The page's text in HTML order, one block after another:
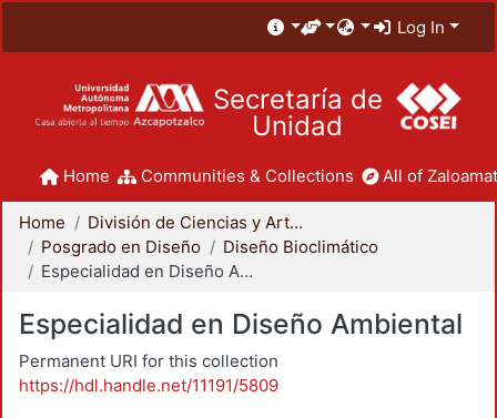
Log In
Secretaría de
Unidad
Home Communities & Collections All of
Home
División de Ciencias y Artes para el Diseño
Posgrado en Diseño
Diseño Bioclimático
Especialidad en Diseño Ambiental
Especialidad en Diseño Ambiental
Permanent URI for this collection
https://hdl.handle.net/11191/5809